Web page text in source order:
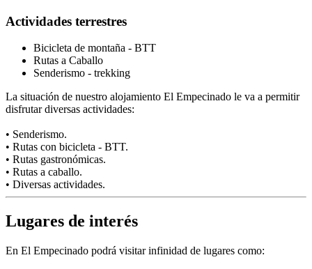
Actividades terrestres
Bicicleta de montaña - BTT
Rutas a Caballo
Senderismo - trekking
La situación de nuestro alojamiento El Empecinado le va a permitir
disfrutar diversas actividades:
• Senderismo.
• Rutas con bicicleta - BTT.
• Rutas gastronómicas.
• Rutas a caballo.
• Diversas actividades.
Lugares de interés
En El Empecinado podrá visitar infinidad de lugares como: